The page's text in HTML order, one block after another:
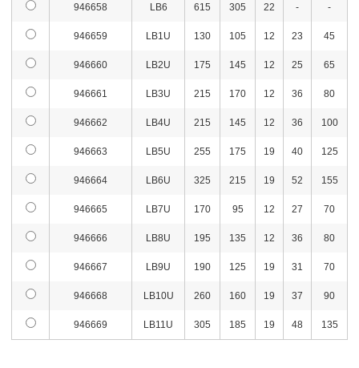
946658 LB6 615 305 22 - -
946659 LB1U 130 105 12 23 45
946660 LB2U 175 145 12 25 65
946661 LB3U 215 170 12 36 80
946662 LB4U 215 145 12 36 100
946663 LB5U 255 175 19 40 125
946664 LB6U 325 215 19 52 155
946665 LB7U 170 95 12 27 70
946666 LB8U 195 135 12 36 80
946667 LB9U 190 125 19 31 70
946668 LB10U 260 160 19 37 90
946669 LB11U 305 185 19 48 135